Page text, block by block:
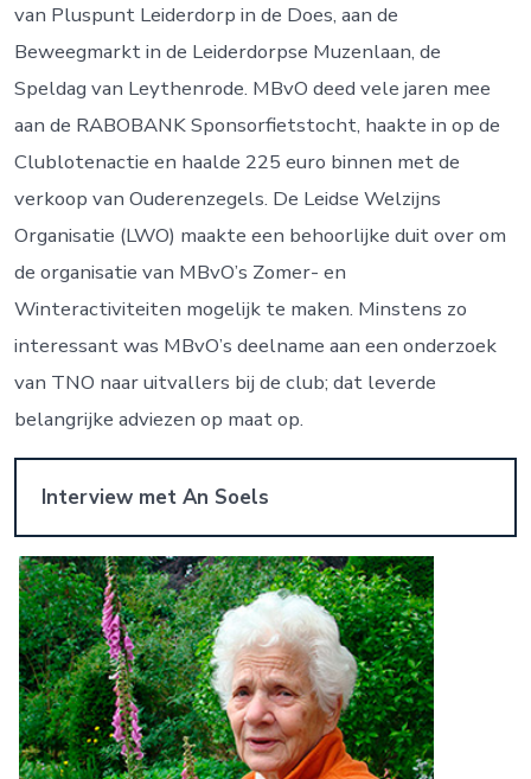
van Pluspunt Leiderdorp in de Does, aan de
Beweegmarkt in de Leiderdorpse Muzenlaan, de
Speldag van Leythenrode. MBvO deed vele jaren mee
aan de RABOBANK Sponsorfietstocht, haakte in op de
Clublotenactie en haalde 225 euro binnen met de
verkoop van Ouderenzegels. De Leidse Welzijns
Organisatie (LWO) maakte een behoorlijke duit over om
de organisatie van MBvO’s Zomer- en
Winteractiviteiten mogelijk te maken. Minstens zo
interessant was MBvO’s deelname aan een onderzoek
van TNO naar uitvallers bij de club; dat leverde
belangrijke adviezen op maat op.
Interview met An Soels